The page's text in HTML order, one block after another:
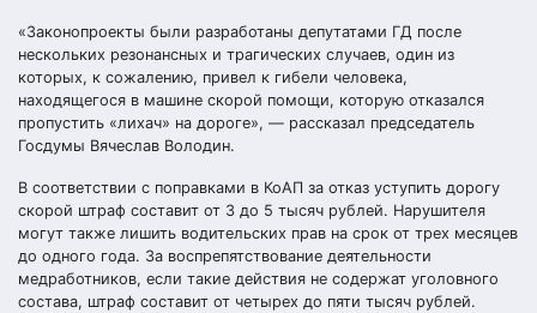
«Законопроекты были разработаны депутатами ГД после
нескольких резонансных и трагических случаев, один из
которых, к сожалению, привел к гибели человека,
находящегося в машине скорой помощи, которую отказался
пропустить «лихач» на дороге», — рассказал председатель
Госдумы Вячеслав Володин.
В соответствии с поправками в КоАП за отказ уступить дорогу
скорой штраф составит от 3 до 5 тысяч рублей. Нарушителя
могут также лишить водительских прав на срок от трех месяцев
до одного года. За воспрепятствование деятельности
медработников, если такие действия не содержат уголовного
состава, штраф составит от четырех до пяти тысяч рублей.